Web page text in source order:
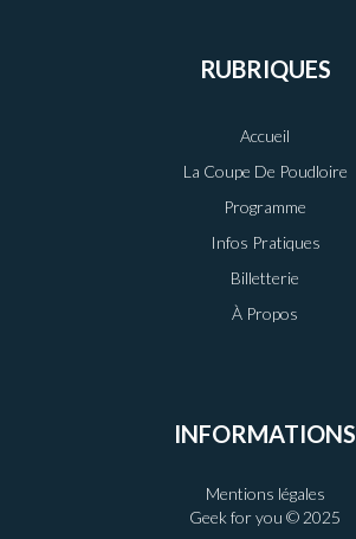
RUBRIQUES
Accueil
La Coupe De Poudloire
Programme
Infos Pratiques
Billetterie
À Propos
INFORMATIONS
Mentions légales
Geek for you © 2025